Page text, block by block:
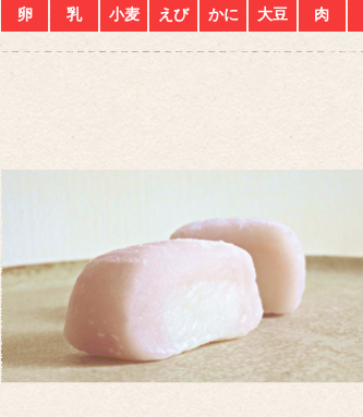
卵 乳 小麦 えび かに 大豆 肉